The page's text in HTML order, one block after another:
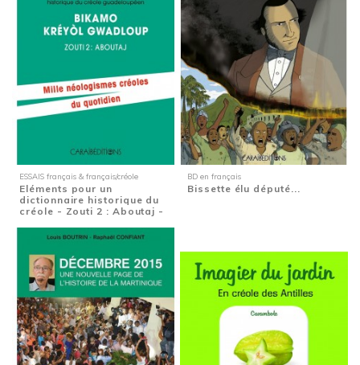
ESSAIS français & français/créole
Eléments pour un
dictionnaire historique du
créole - Zouti 2 : Aboutaj -
BD en français
Bissette élu député...